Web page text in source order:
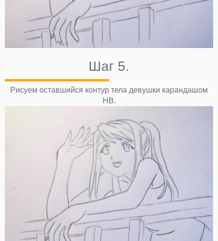
Шаг 5.
Рисуем оставшийся контур тела девушки карандашом
НВ.